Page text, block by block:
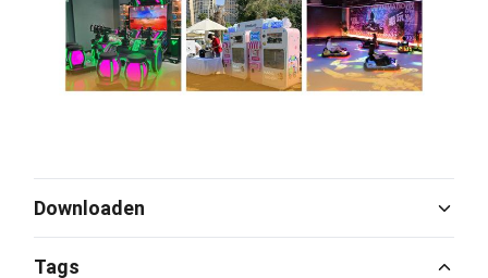
Downloaden
PDF
Tags